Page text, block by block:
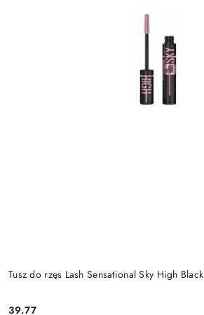
Tusz do rzęs Lash Sensational Sky High Black
39.77